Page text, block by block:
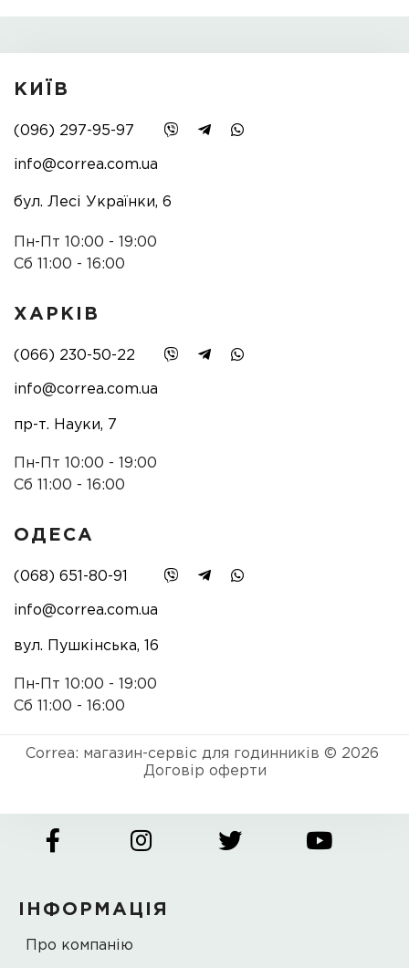
КИЇВ
(096) 297-95-97
info@correa.com.ua
бул. Лесі Українки, 6
Пн-Пт 10:00 - 19:00
Сб 11:00 - 16:00
ХАРКІВ
(066) 230-50-22
info@correa.com.ua
пр-т. Науки, 7
Пн-Пт 10:00 - 19:00
Сб 11:00 - 16:00
ОДЕСА
(068) 651-80-91
info@correa.com.ua
вул. Пушкінська, 16
Пн-Пт 10:00 - 19:00
Сб 11:00 - 16:00
Correa: магазин-сервіс для годинників © 2026
Договір оферти
ІНФОРМАЦІЯ
Про компанію